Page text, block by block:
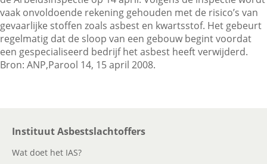
Contactgegevens
Zoeken
vaak onvoldoende rekening gehouden met de risico’s van
gevaarlijke stoffen zoals asbest en kwartsstof. Het gebeurt
regelmatig dat de sloop van een gebouw begint voordat
een gespecialiseerd bedrijf het asbest heeft verwijderd.
Bron: ANP,Parool 14, 15 april 2008.
Instituut Asbestslachtoffers
Wat doet het IAS?